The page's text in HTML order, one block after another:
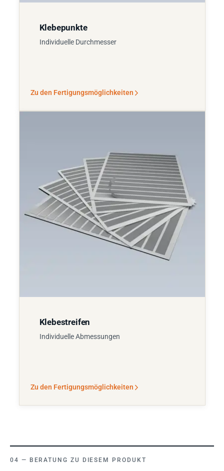
Klebepunkte
Individuelle Durchmesser
Zu den Fertigungsmöglichkeiten
Klebestreifen
Individuelle Abmessungen
Zu den Fertigungsmöglichkeiten
BERATUNG ZU DIESEM PRODUKT